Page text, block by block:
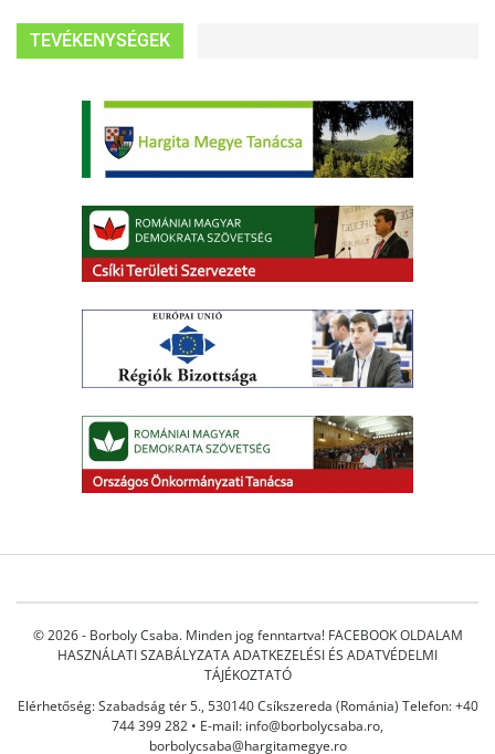
TEVÉKENYSÉGEK
© 2026 - Borboly Csaba. Minden jog fenntartva! FACEBOOK OLDALAM
HASZNÁLATI SZABÁLYZATAADATKEZELÉSI ÉS ADATVÉDELMI
TÁJÉKOZTATÓ
Elérhetőség: Szabadság tér 5., 530140 Csíkszereda (Románia) Telefon: +40
744 399 282 • E-mail: info@borbolycsaba.ro,
borbolycsaba@hargitamegye.ro